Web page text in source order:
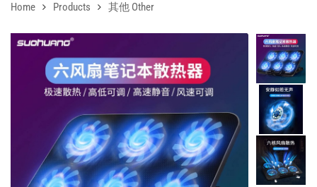
Home Products 其他 Other